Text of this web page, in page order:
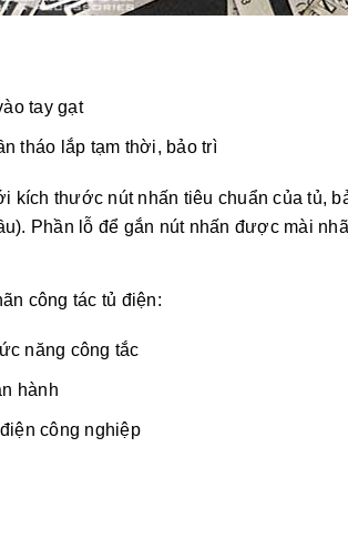
tay gạt
tháo lắp tạm thời, bảo trì
kích thước nút nhấn tiêu chuẩn của tủ,
Phần lỗ để gắn nút nhấn được mài
công tác tủ điện:
năng công tắc
hành
công nghiệp